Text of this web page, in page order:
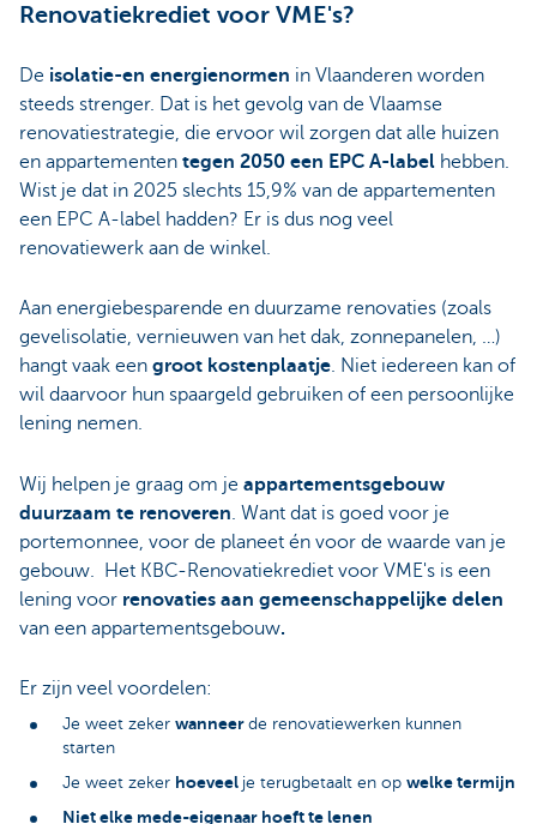
Renovatiekrediet voor VME's?
De isolatie-en energienormen in Vlaanderen worden
steeds strenger. Dat is het gevolg van de Vlaamse
renovatiestrategie, die ervoor wil zorgen dat alle huizen
en appartementen tegen 2050 een EPC A-label hebben.
Wist je dat in 2025 slechts 15,9% van de appartementen
een EPC A-label hadden? Er is dus nog veel
renovatiewerk aan de winkel.
Aan energiebesparende en duurzame renovaties (zoals
gevelisolatie, vernieuwen van het dak, zonnepanelen, …)
hangt vaak een groot kostenplaatje. Niet iedereen kan of
wil daarvoor hun spaargeld gebruiken of een persoonlijke
lening nemen.
Wij helpen je graag om je appartementsgebouw
duurzaam te renoveren. Want dat is goed voor je
portemonnee, voor de planeet én voor de waarde van je
gebouw. Het KBC-Renovatiekrediet voor VME's is een
lening voor renovaties aan gemeenschappelijke delen
van een appartementsgebouw.
Er zijn veel voordelen:
Je weet zeker wanneer de renovatiewerken kunnen
starten
Je weet zeker hoeveel je terugbetaalt en op welke termijn
Niet elke mede-eigenaar hoeft te lenen